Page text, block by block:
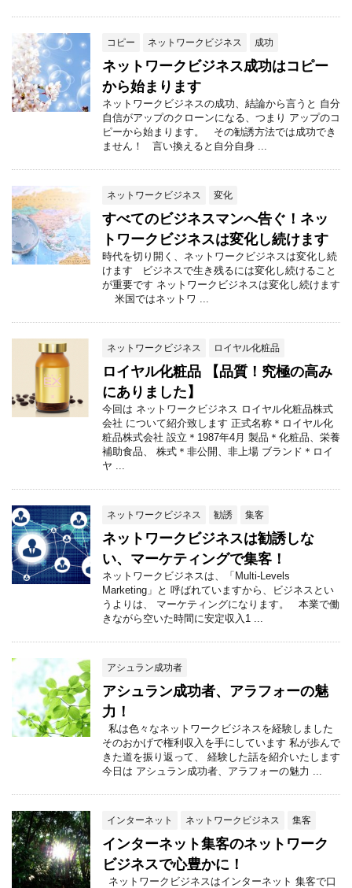
コピー ネットワークビジネス 成功
ネットワークビジネス成功はコピー
から始まります
ネットワークビジネスの成功、結論から言うと 自分
自信がアップのクローンになる、つまり アップのコ
ピーから始まります。 その勧誘方法では成功でき
ません！ 言い換えると自分自身 ...
ネットワークビジネス 変化
すべてのビジネスマンへ告ぐ！ネッ
トワークビジネスは変化し続けます
時代を切り開く、ネットワークビジネスは変化し続
けます ビジネスで生き残るには変化し続けること
が重要です ネットワークビジネスは変化し続けます
米国ではネットワ ...
ネットワークビジネス ロイヤル化粧品
ロイヤル化粧品 【品質！究極の高み
にありました】
今回は ネットワークビジネス ロイヤル化粧品株式
会社 について紹介致します 正式名称＊ロイヤル化
粧品株式会社 設立＊1987年4月 製品＊化粧品、栄養
補助食品、 株式＊非公開、非上場 ブランド＊ロイ
ヤ ...
ネットワークビジネス 勧誘 集客
ネットワークビジネスは勧誘しな
い、マーケティングで集客！
ネットワークビジネスは、「Multi-Levels
Marketing」と 呼ばれていますから、ビジネスとい
うよりは、 マーケティングになります。 本業で働
きながら空いた時間に安定収入1 ...
アシュラン成功者
アシュラン成功者、アラフォーの魅
力！
私は色々なネットワークビジネスを経験しました
そのおかげで権利収入を手にしています 私が歩んで
きた道を振り返って、 経験した話を紹介いたします
今日は アシュラン成功者、アラフォーの魅力 ...
インターネット ネットワークビジネス 集客
インターネット集客のネットワーク
ビジネスで心豊かに！
ネットワークビジネスはインターネット 集客で口